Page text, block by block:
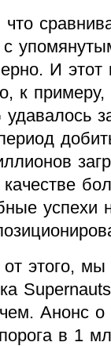
что
И этот
к примеру,
удавалось
успехи
от этого,
Анонс о
в 1